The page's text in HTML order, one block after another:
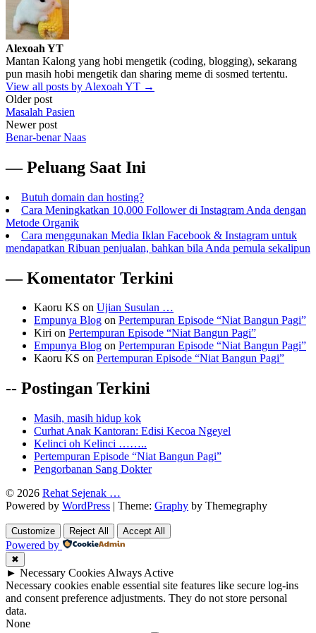
Alexoah YT
Mantan Kalong yang hobi mengetik (coding, blogging), sekarang
pun masih hobi mengetik dan sharing meme di sosmed tertentu.
View all posts by Alexoah YT →
Post
navigation
Older post
Masalah Pasien
Newer post
Benar-benar Naas
— Peluang Saat Ini
Butuh domain dan hosting?
Cara Meningkatkan 10,000 Follower di Instagram Anda dengan
Metode Organik
Cara menggunakan Media Iklan Facebook & Instagram untuk
mendapatkan Ribuan penjualan, bahkan bila Anda pemula sekalipun
— Komentator Terkini
Kaoru KS on Ujian Susulan …
Empunya Blog on Pertempuran Episode “Niat Bangun Pagi”
Kiri on Pertempuran Episode “Niat Bangun Pagi”
Empunya Blog on Pertempuran Episode “Niat Bangun Pagi”
Kaoru KS on Pertempuran Episode “Niat Bangun Pagi”
-- Postingan Terkini
Masih, masih hidup kok
Curhat Anak Kantoran: Edisi Kecoa Ngeyel
Kelinci oh Kelinci ……..
Pertempuran Episode “Niat Bangun Pagi”
Pengorbanan Sang Dokter
© 2026 Rehat Sejenak …
Powered by WordPress | Theme: Graphy by Themegraphy
Customize Reject All Accept All
Powered by
✖
► Necessary Cookies Always Active
Necessary cookies enable essential site features like secure log-ins
and consent preference adjustments. They do not store personal
data.
None